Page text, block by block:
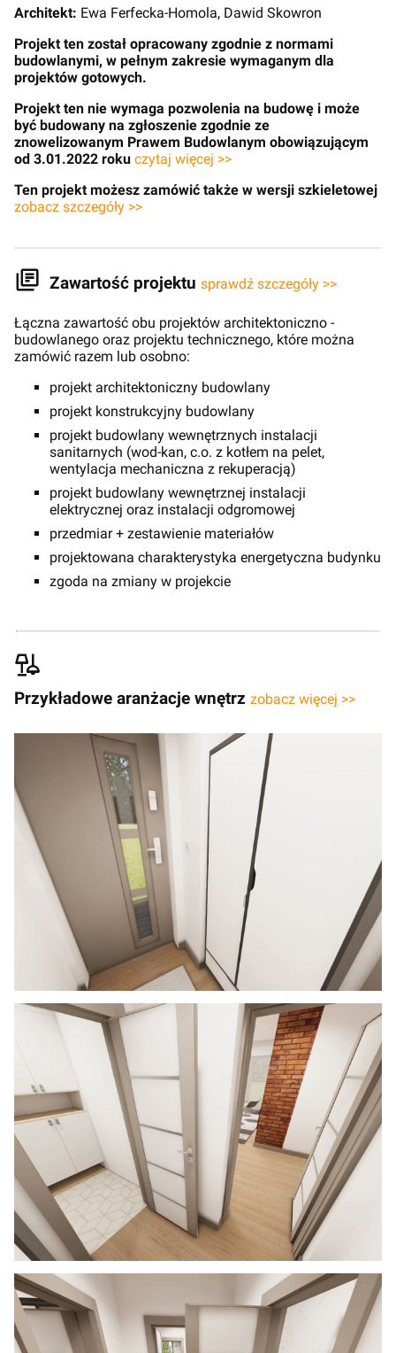
Architekt: Ewa Ferfecka-Homola, Dawid Skowron
Projekt ten został opracowany zgodnie z normami
budowlanymi, w pełnym zakresie wymaganym dla
projektów gotowych.
Projekt ten nie wymaga pozwolenia na budowę i może
być budowany na zgłoszenie zgodnie ze
znowelizowanym Prawem Budowlanym obowiązującym
od 3.01.2022 roku czytaj więcej >>
Ten projekt możesz zamówić także w wersji szkieletowej
zobacz szczegóły >>
Zawartość projektu sprawdź szczegóły >>
Łączna zawartość obu projektów architektoniczno -
budowlanego oraz projektu technicznego, które można
zamówić razem lub osobno:
projekt architektoniczny budowlany
projekt konstrukcyjny budowlany
projekt budowlany wewnętrznych instalacji
sanitarnych (wod-kan, c.o. z kotłem na pelet,
wentylacja mechaniczna z rekuperacją)
projekt budowlany wewnętrznej instalacji
elektrycznej oraz instalacji odgromowej
przedmiar + zestawienie materiałów
projektowana charakterystyka energetyczna budynku
zgoda na zmiany w projekcie
Przykładowe aranżacje wnętrz zobacz więcej >>